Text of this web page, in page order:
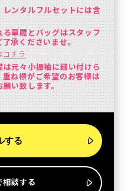
ンタルフルセットには含
る草履とバッグはスタッフ
承くださいませ。
コチラ
は元々小振袖に縫い付けら
ね襟がご希望のお客様は
願い致します。
する
相談する